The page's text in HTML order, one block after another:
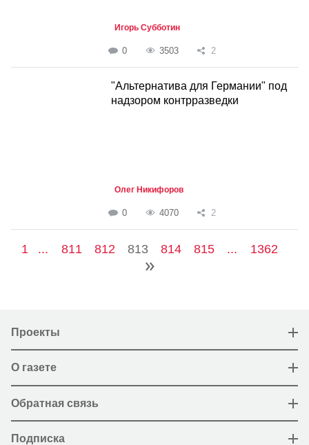
Игорь Субботин
0 3503 2
"Альтернатива для Германии" под
надзором контрразведки
Олег Никифоров
0 4070 2
1 ... 811 812 813 814 815 ... 1362
Проекты
О газете
Обратная связь
Подписка